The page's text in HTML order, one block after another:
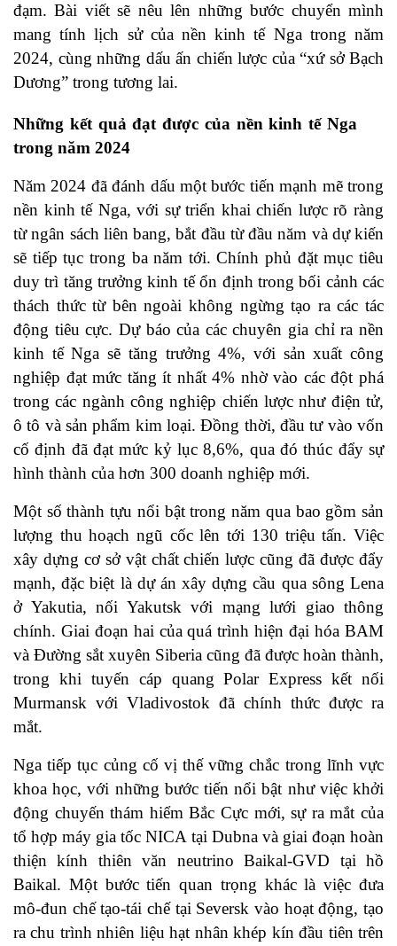
đạm. Bài viết sẽ nêu lên những bước chuyển mình
mang tính lịch sử của nền kinh tế Nga trong năm
2024, cùng những dấu ấn chiến lược của “xứ sở Bạch
Dương” trong tương lai.
Những kết quả đạt được của nền kinh tế Nga
trong năm 2024
Năm 2024 đã đánh dấu một bước tiến mạnh mẽ trong
nền kinh tế Nga, với sự triển khai chiến lược rõ ràng
từ ngân sách liên bang, bắt đầu từ đầu năm và dự kiến
sẽ tiếp tục trong ba năm tới. Chính phủ đặt mục tiêu
duy trì tăng trưởng kinh tế ổn định trong bối cảnh các
thách thức từ bên ngoài không ngừng tạo ra các tác
động tiêu cực. Dự báo của các chuyên gia chỉ ra nền
kinh tế Nga sẽ tăng trưởng 4%, với sản xuất công
nghiệp đạt mức tăng ít nhất 4% nhờ vào các đột phá
trong các ngành công nghiệp chiến lược như điện tử,
ô tô và sản phẩm kim loại. Đồng thời, đầu tư vào vốn
cố định đã đạt mức kỷ lục 8,6%, qua đó thúc đẩy sự
hình thành của hơn 300 doanh nghiệp mới.
Một số thành tựu nổi bật trong năm qua bao gồm sản
lượng thu hoạch ngũ cốc lên tới 130 triệu tấn. Việc
xây dựng cơ sở vật chất chiến lược cũng đã được đẩy
mạnh, đặc biệt là dự án xây dựng cầu qua sông Lena
ở Yakutia, nối Yakutsk với mạng lưới giao thông
chính. Giai đoạn hai của quá trình hiện đại hóa BAM
và Đường sắt xuyên Siberia cũng đã được hoàn thành,
trong khi tuyến cáp quang Polar Express kết nối
Murmansk với Vladivostok đã chính thức được ra
mắt.
Nga tiếp tục củng cố vị thế vững chắc trong lĩnh vực
khoa học, với những bước tiến nổi bật như việc khởi
động chuyến thám hiểm Bắc Cực mới, sự ra mắt của
tổ hợp máy gia tốc NICA tại Dubna và giai đoạn hoàn
thiện kính thiên văn neutrino Baikal-GVD tại hồ
Baikal. Một bước tiến quan trọng khác là việc đưa
mô-đun chế tạo-tái chế tại Seversk vào hoạt động, tạo
ra chu trình nhiên liệu hạt nhân khép kín đầu tiên trên